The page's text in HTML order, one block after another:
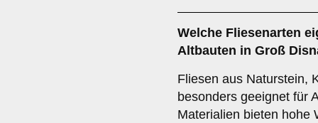
Welche Fliesenarten
Altbauten in Groß
Fliesen aus Naturstein,
besonders geeignet für
Materialien bieten hohe